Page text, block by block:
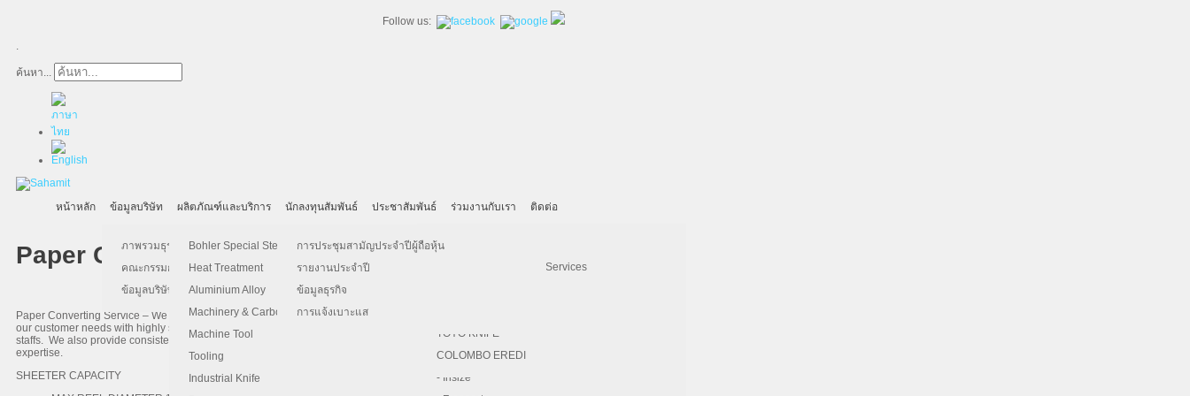
Follow us:
.
ค้นหา...
หน้าหลัก ข้อมูลบริษัท
ภาพรวมธุรกิจ
คณะกรรมการบริษัท
ข้อมูลบริษัท
ผลิตภัณฑ์และบริการ
Bohler Special Steel
Heat Treatment
Aluminium Alloy
Machinery & Carbon Steels
Machine Tool
- United Machining
- Bridgeport
- DZ LASER
- CW
Tooling
- SECO
- Magnescale
- Chevalier
- Insize
Industrial Knife
Machinery
KAHL
TOYO KNIFE
COLOMBO EREDI
Iskra
Electrical Engineering Services
นักลงทุนสัมพันธ์
การประชุมสามัญประจำปีผู้ถือหุ้น
รายงานประจำปี
ข้อมูลธุรกิจ
การแจ้งเบาะแส
ประชาสัมพันธ์ ร่วมงานกับเรา ติดต่อ
Paper Converting Service
Paper Converting Service – We are specialized in slitting and rewinding paper roll/ream to custom widths and lengths to reach
our customer needs with highly sophisticated converting equipments, efficient operation and the highly skill of our experienced
staffs. We also provide consistently delivering on promised turn-around schedules, including warehousing and logistics
expertise.
SHEETER CAPACITY